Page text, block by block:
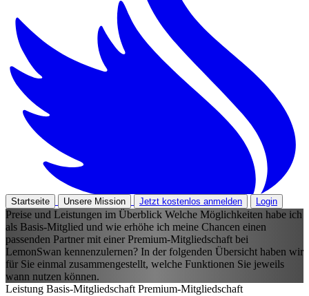
Startseite Unsere Mission Jetzt kostenlos anmelden Login
Preise und Leistungen im Überblick Welche Möglichkeiten habe ich
als Basis-Mitglied und wie erhöhe ich meine Chancen einen
passenden Partner mit einer Premium-Mitgliedschaft bei
LemonSwan kennenzulernen? In der folgenden Übersicht haben wir
für Sie einmal zusammengestellt, welche Funktionen Sie jeweils
wann nutzen können.
Leistung Basis-MitgliedschaftPremium-Mitgliedschaft